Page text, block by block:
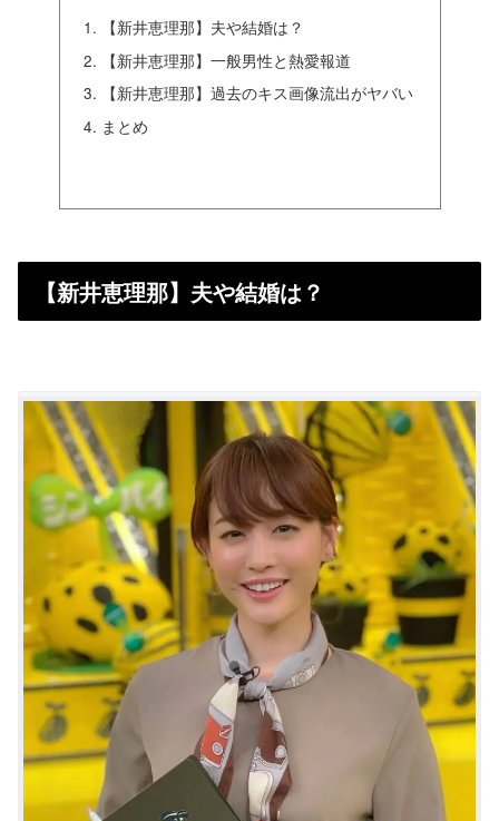
【新井恵理那】夫や結婚は？
【新井恵理那】一般男性と熱愛報道
【新井恵理那】過去のキス画像流出がヤバい
まとめ
【新井恵理那】夫や結婚は？